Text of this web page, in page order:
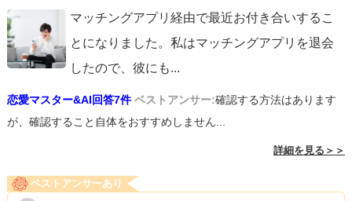
ば、結果はどうあれ前に進めます。少しでも参考になれば
幸いです。
ています！ マッチングアプリ経由で最近お付き合いするこ
とになりました。私はマッチングアプリを退会
したので、彼にも...
恋愛マスター&AI回答7件 ベストアンサー:確認する方法はあります
が、確認すること自体をおすすめしません...
詳細を見る＞＞
ベストアンサーあり